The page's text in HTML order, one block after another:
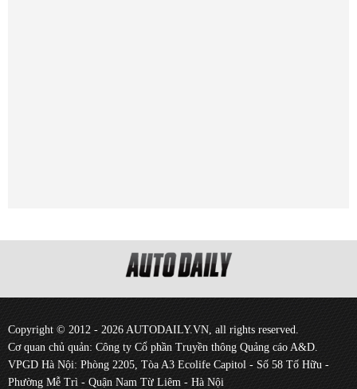
Copyright © 2012 - 2026 AUTODAILY.VN, all rights reserved.
Cơ quan chủ quản: Công ty Cổ phần Truyền thông Quảng cáo A&D.
VPGD Hà Nội: Phòng 2205, Tòa A3 Ecolife Capitol - Số 58 Tố Hữu -
Phường Mễ Trì - Quận Nam Từ Liêm - Hà Nội